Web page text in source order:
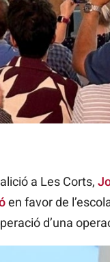
a Les Corts,
en favor de
d’una